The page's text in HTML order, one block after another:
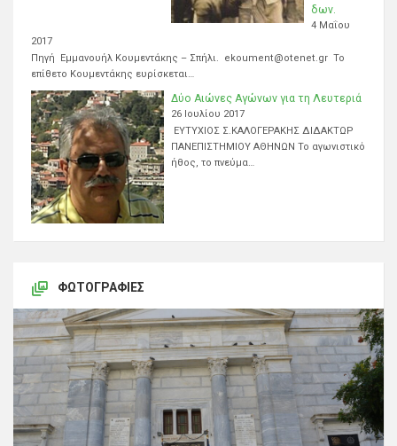
δων.
4 Μαΐου
2017
Πηγή Εμμανουήλ Κουμεντάκης – Σπήλι. ekoument@otenet.gr Το
επίθετο Κουμεντάκης ευρίσκεται…
Δύο Αιώνες Αγώνων για τη Λευτεριά
26 Ιουλίου 2017
ΕΥΤΥΧΙΟΣ Σ.ΚΑΛΟΓΕΡΑΚΗΣ ΔΙΔΑΚΤΩΡ
ΠΑΝΕΠΙΣΤΗΜΙΟΥ ΑΘΗΝΩΝ Το αγωνιστικό
ήθος, το πνεύμα…
ΦΩΤΟΓΡΑΦΊΕΣ